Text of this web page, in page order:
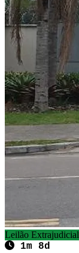
Leilão Extrajudicial
1m 8d